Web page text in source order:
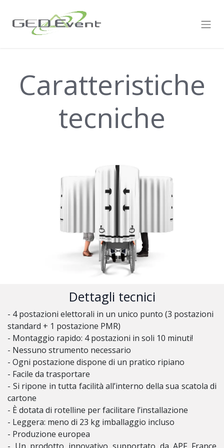
Caratteristiche
tecniche
Dettagli tecnici
- 4 postazioni elettorali in un unico punto (3 postazioni
standard + 1 postazione PMR)
- Montaggio rapido: 4 postazioni in soli 10 minuti!
- Nessuno strumento necessario
- Ogni postazione dispone di un pratico ripiano
- Facile da trasportare
- Si ripone in tutta facilità all’interno della sua scatola di
cartone
- È dotata di rotelline per facilitare l’installazione
- Leggera: meno di 23 kg imballaggio incluso
- Produzione europea